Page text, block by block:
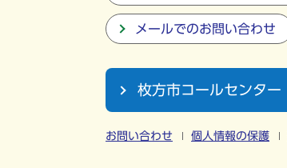
メールでのお問い合わせ
枚方市コールセンター
お問い合わせ 個人情報の保護